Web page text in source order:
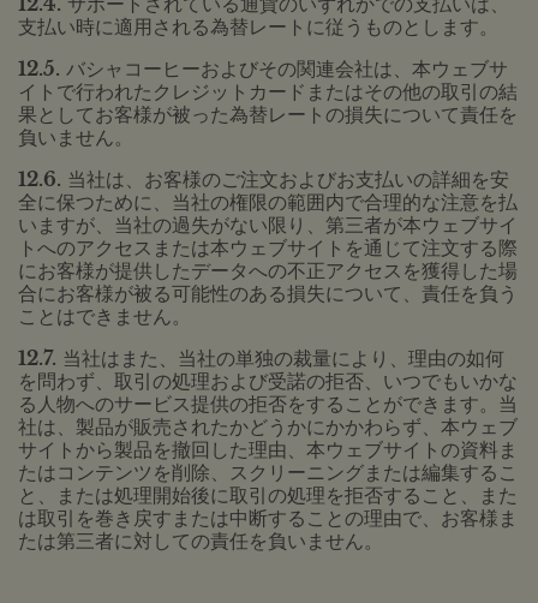
支払い時に適用される為替レートに従うものとします。
12.5. バシャコーヒーおよびその関連会社は、本ウェブサ
イトで行われたクレジットカードまたはその他の取引の結
果としてお客様が被った為替レートの損失について責任を
負いません。
12.6. 当社は、お客様のご注文およびお支払いの詳細を安
全に保つために、当社の権限の範囲内で合理的な注意を払
いますが、当社の過失がない限り、第三者が本ウェブサイ
トへのアクセスまたは本ウェブサイトを通じて注文する際
にお客様が提供したデータへの不正アクセスを獲得した場
合にお客様が被る可能性のある損失について、責任を負う
ことはできません。
12.7. 当社はまた、当社の単独の裁量により、理由の如何
を問わず、取引の処理および受諾の拒否、いつでもいかな
る人物へのサービス提供の拒否をすることができます。当
社は、製品が販売されたかどうかにかかわらず、本ウェブ
サイトから製品を撤回した理由、本ウェブサイトの資料ま
たはコンテンツを削除、スクリーニングまたは編集するこ
と、または処理開始後に取引の処理を拒否すること、また
は取引を巻き戻すまたは中断することの理由で、お客様ま
たは第三者に対しての責任を負いません。